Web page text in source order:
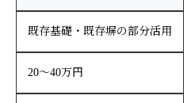
既存基礎・既存塀の部分活用
20〜40万円